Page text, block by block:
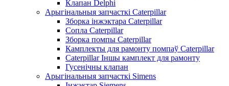
Клапан Delphi
Арыгінальныя запчасткі Caterpillar
Зборка інжэктара Caterpillar
Сопла Caterpillar
Зборка помпы Caterpillar
Камплекты для рамонту помпаў Caterpillar
Caterpillar Іншы камплект для рамонту
Гусенічны клапан
Арыгінальныя запчасткі Simens